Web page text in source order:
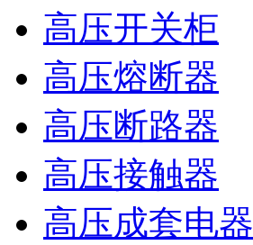
高压开关柜
高压熔断器
高压断路器
高压接触器
高压成套电器